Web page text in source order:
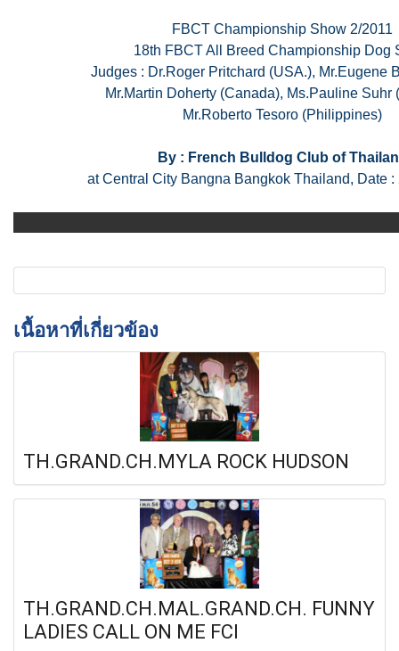
FBCT Championship Show 2/2011
18th FBCT All Breed Championship Dog
Judges : Dr.Roger Pritchard (USA.), Mr.Eugene
Mr.Martin Doherty (Canada), Ms.Pauline Suhr
Mr.Roberto Tesoro (Philippines)
By : French Bulldog Club of
at Central City Bangna Bangkok Thailand, Date :
เนื้อหาที่เกี่ยวข้อง
TH.GRAND.CH.MYLA ROCK HUDSON
TH.GRAND.CH.MAL.GRAND.CH. FUNNY
LADIES CALL ON ME FCI